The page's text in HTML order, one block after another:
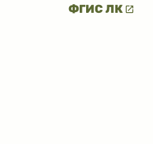
ФГИС ЛК